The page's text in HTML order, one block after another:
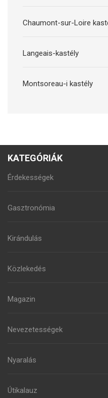
Chaumont-sur-Loire
Langeais-kastély
Montsoreau-i kastély
KATEGÓRIÁK
Érdekességek
Gasztronómia
Kirándulás
Közlekedés
Magazin
Nevezetességek
Nyaralás
Útikalauz